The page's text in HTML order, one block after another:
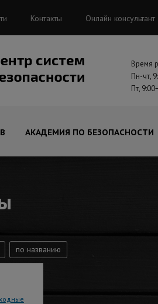
Контакты Онлайн консультант
Время
Пн-чт,
Пт,
АКАДЕМИЯ ПО БЕЗОПАСНОСТИ
по названию